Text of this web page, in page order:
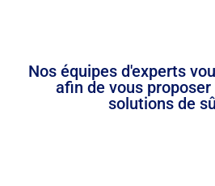
Nos équipes d'experts
afin de vous
solutions de